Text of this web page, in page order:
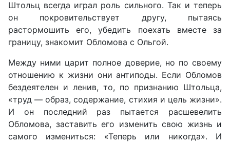
Штольц всегда играл роль сильного. Так и теперь
он покровительствует другу, пытаясь
растормошить его, убедить поехать вместе за
границу, знакомит Обломова с Ольгой.
Между ними царит полное доверие, но по своему
отношению к жизни они антиподы. Если Обломов
бездеятелен и ленив, то, по признанию Штольца,
«труд — образ, содержание, стихия и цель жизни».
И он последний раз пытается расшевелить
Обломова, заставить его изменить свою жизнь и
самого измениться: «Теперь или никогда». И